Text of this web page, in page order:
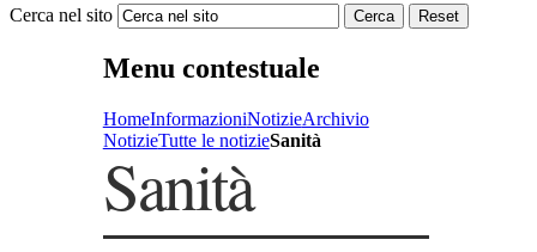
Cerca nel sito Cerca Reset
Menu contestuale
HomeInformazioniNotizieArchivio
NotizieTutte le notizieSanità
Sanità